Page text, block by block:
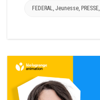
FEDERAL, Jeunesse, PRESSE,